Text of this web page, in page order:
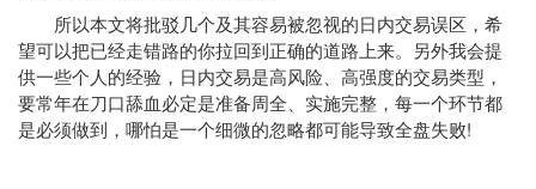
所以本文将批驳几个及其容易被忽视的日内交易误区，希
望可以把已经走错路的你拉回到正确的道路上来。另外我会提
供一些个人的经验，日内交易是高风险、高强度的交易类型，
要常年在刀口舔血必定是准备周全、实施完整，每一个环节都
是必须做到，哪怕是一个细微的忽略都可能导致全盘失败!